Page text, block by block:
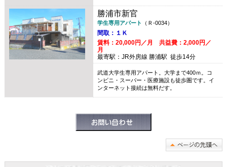
勝浦市新官
学生専用アパート （Ｒ-0034）
間取：１Ｋ
賃料：20,000円／月 共益費：2,000円／
月
最寄駅：JR外房線 勝浦駅 徒歩14分
武道大学生専用アパート。大学まで400ｍ。コ
ンビニ・スーパー・医療施設も徒歩圏です。イ
ンターネット接続は無料だす。